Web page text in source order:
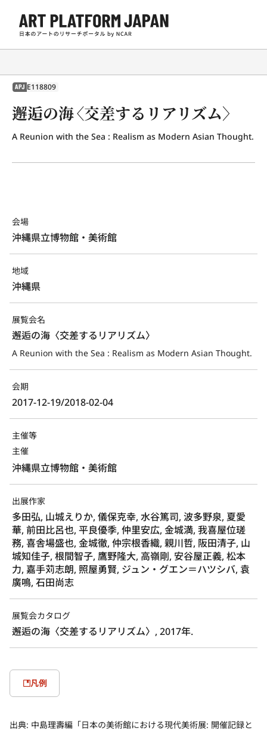
APJ E118809
邂逅の海〈交差するリアリズム〉
A Reunion with the Sea : Realism as Modern Asian Thought.
会場
沖縄県立博物館・美術館
地域
沖縄県
展覧会名
邂逅の海〈交差するリアリズム〉
A Reunion with the Sea : Realism as Modern Asian Thought.
会期
2017-12-19/2018-02-04
主催等
主催
沖縄県立博物館・美術館
出展作家
多田弘, 山城えりか, 儀保克幸, 水谷篤司, 波多野泉, 夏愛
華, 前田比呂也, 平良優季, 仲里安広, 金城満, 我喜屋位瑳
務, 喜舎場盛也, 金城徹, 仲宗根香織, 親川哲, 阪田清子, 山
城知佳子, 根間智子, 鷹野隆大, 高嶺剛, 安谷屋正義, 松本
力, 嘉手苅志朗, 照屋勇賢, ジュン・グエン＝ハツシバ, 袁
廣鳴, 石田尚志
展覧会カタログ
邂逅の海〈交差するリアリズム〉, 2017年.
凡例
出典: 中島理壽編「日本の美術館における現代美術展: 開催記録と